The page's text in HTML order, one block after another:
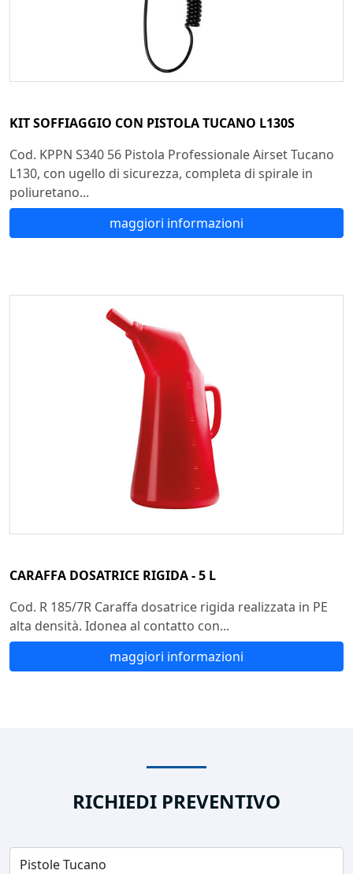
KIT SOFFIAGGIO CON PISTOLA TUCANO L130S
Cod. KPPN S340 56 Pistola Professionale Airset Tucano
L130, con ugello di sicurezza, completa di spirale in
poliuretano...
maggiori informazioni
CARAFFA DOSATRICE RIGIDA - 5 L
Cod. R 185/7R Caraffa dosatrice rigida realizzata in PE
alta densità. Idonea al contatto con...
maggiori informazioni
RICHIEDI PREVENTIVO